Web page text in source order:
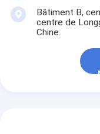
Bâtiment B,
centre de
Chine.